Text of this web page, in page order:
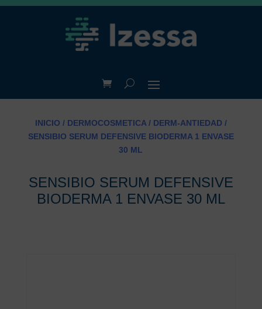
INICIO / DERMOCOSMETICA/ DERM-ANTIEDAD/
SENSIBIO SERUM DEFENSIVE BIODERMA 1 ENVASE
30 ML
SENSIBIO SERUM DEFENSIVE
BIODERMA 1 ENVASE 30 ML